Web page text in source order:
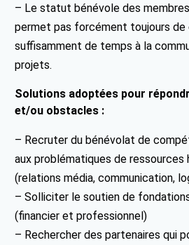
– Le statut bénévole des
permet pas forcément toujours de
suffisamment de temps à la
projets.
Solutions adoptées pour
et/ou obstacles :
– Recruter du bénévolat de
aux problématiques de ressources
(relations média, communication,
– Solliciter le soutien de
(financier et professionnel)
– Rechercher des partenaires qui